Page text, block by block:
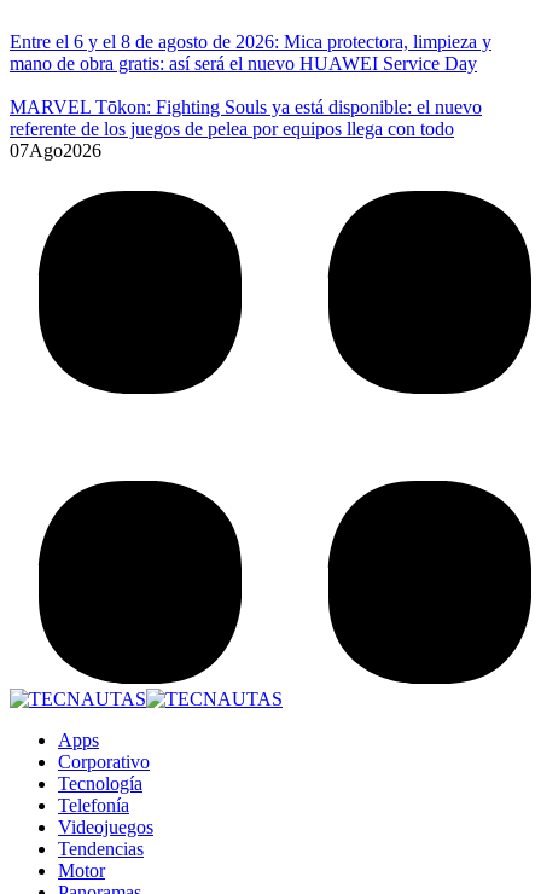
Entre el 6 y el 8 de agosto de 2026: Mica protectora, limpieza y
mano de obra gratis: así será el nuevo HUAWEI Service Day
MARVEL Tōkon: Fighting Souls ya está disponible: el nuevo
referente de los juegos de pelea por equipos llega con todo
07Ago2026
Apps
Corporativo
Tecnología
Telefonía
Videojuegos
Tendencias
Motor